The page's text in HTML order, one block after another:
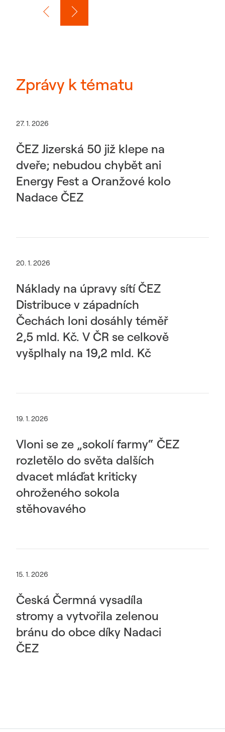
Zprávy k tématu
27. 1. 2026
ČEZ Jizerská 50 již klepe na
dveře; nebudou chybět ani
Energy Fest a Oranžové kolo
Nadace ČEZ
20. 1. 2026
Náklady na úpravy sítí ČEZ
Distribuce v západních
Čechách loni dosáhly téměř
2,5 mld. Kč. V ČR se celkově
vyšplhaly na 19,2 mld. Kč
19. 1. 2026
Vloni se ze „sokolí farmy“ ČEZ
rozletělo do světa dalších
dvacet mláďat kriticky
ohroženého sokola
stěhovavého
15. 1. 2026
Česká Čermná vysadíla
stromy a vytvořila zelenou
bránu do obce díky Nadaci
ČEZ